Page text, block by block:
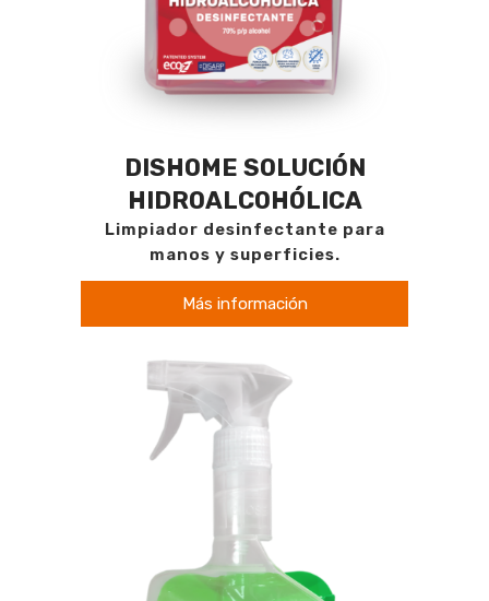
DISHOME SOLUCIÓN
HIDROALCOHÓLICA
Limpiador desinfectante para
manos y superficies.
Más información